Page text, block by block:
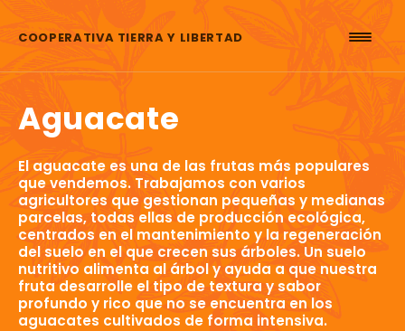
COOPERATIVA TIERRA Y LIBERTAD
Aguacate
El aguacate es una de las frutas más populares
que vendemos. Trabajamos con varios
agricultores que gestionan pequeñas y medianas
parcelas, todas ellas de producción ecológica,
centrados en el mantenimiento y la regeneración
del suelo en el que crecen sus árboles. Un suelo
nutritivo alimenta al árbol y ayuda a que nuestra
fruta desarrolle el tipo de textura y sabor
profundo y rico que no se encuentra en los
aguacates cultivados de forma intensiva.